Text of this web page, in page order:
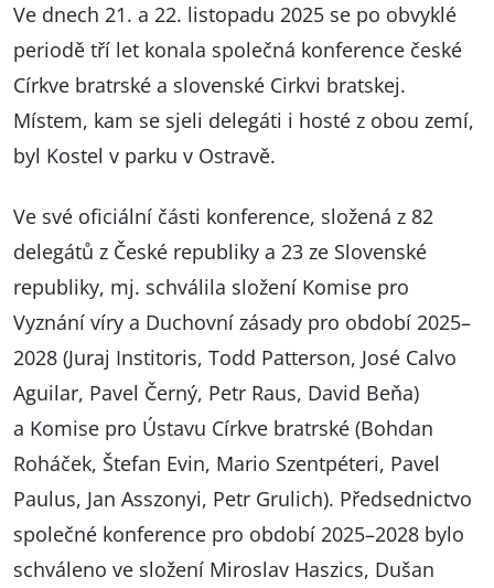
Ve dnech 21. a 22. listopadu 2025 se po obvyklé
periodě tří let konala společná konference české
Církve bratrské a slovenské Cirkvi bratskej.
Místem, kam se sjeli delegáti i hosté z obou zemí,
byl Kostel v parku v Ostravě.
Ve své oficiální části konference, složená z 82
delegátů z České republiky a 23 ze Slovenské
republiky, mj. schválila složení Komise pro
Vyznání víry a Duchovní zásady pro období 2025–
2028 (Juraj Institoris, Todd Patterson, José Calvo
Aguilar, Pavel Černý, Petr Raus, David Beňa)
a Komise pro Ústavu Církve bratrské (Bohdan
Roháček, Štefan Evin, Mario Szentpéteri, Pavel
Paulus, Jan Asszonyi, Petr Grulich). Předsednictvo
společné konference pro období 2025–2028 bylo
schváleno ve složení Miroslav Haszics, Dušan